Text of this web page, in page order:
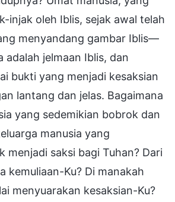
injak oleh Iblis, sejak awal telah
menyandang gambar Iblis—
adalah jelmaan Iblis, dan
bukti yang menjadi kesaksian
lantang dan jelas. Bagaimana
yang sedemikian bobrok dan
manusia yang
menjadi saksi bagi Tuhan? Dari
kemuliaan-Ku? Di manakah
menyuarakan kesaksian-Ku?